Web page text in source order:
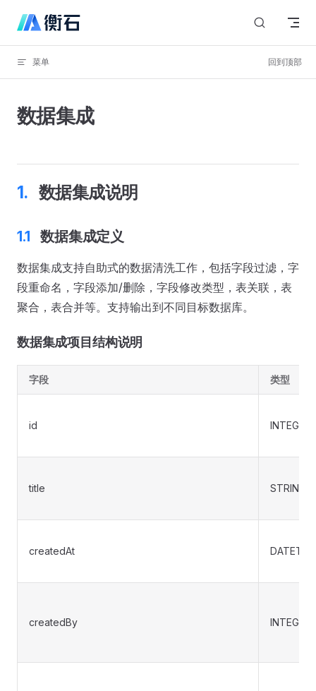
Skip to content
菜单 回到顶部
数据集成
数据集成说明
数据集成定义
数据集成支持自助式的数据清洗工作，包括字段过滤，字
段重命名，字段添加/删除，字段修改类型，表关联，表
聚合，表合并等。支持输出到不同目标数据库。
数据集成项目结构说明
字段 类型
id INTEGER
title STRING
createdAt
createdBy INTEGER